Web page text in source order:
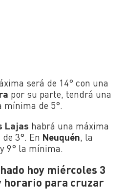
será de 14° con una
por su parte, tendrá una
mínima de 5°.
Lajas habrá una máxima
3°. En Neuquén, la
9° la mínima.
hoy miércoles 3
horario para cruzar